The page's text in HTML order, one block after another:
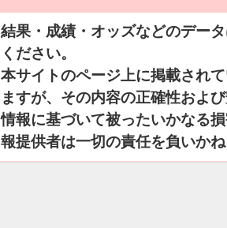
結果・成績・オッズなどのデー
ください。
本サイトのページ上に掲載され
ますが、その内容の正確性およ
情報に基づいて被ったいかなる
報提供者は一切の責任を負いかね